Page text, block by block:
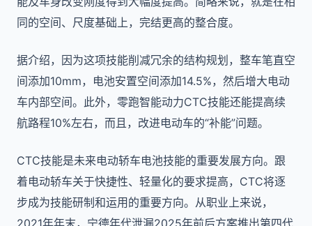
同的空间、尺度基础上，完结更高的整合度。
据介绍，因为这项技能削减冗余的结构规划，整车笔直空
间添加10mm，电池安置空间添加14.5%，然后增大电动
车内部空间。此外，零跑智能动力CTC技能还能提高续
航路程10%左右，而且，改进电动车的“补能”问题。
CTC技能是未来电动轿车电池技能的重要发展方向。跟
着电动轿车关于快捷性、轻量化的要求提高，CTC将逐
步成为技能研制和运用的重要方向。从职业上来说，
2021年年末，宁德年代泄漏2025年前后方案推出第四代